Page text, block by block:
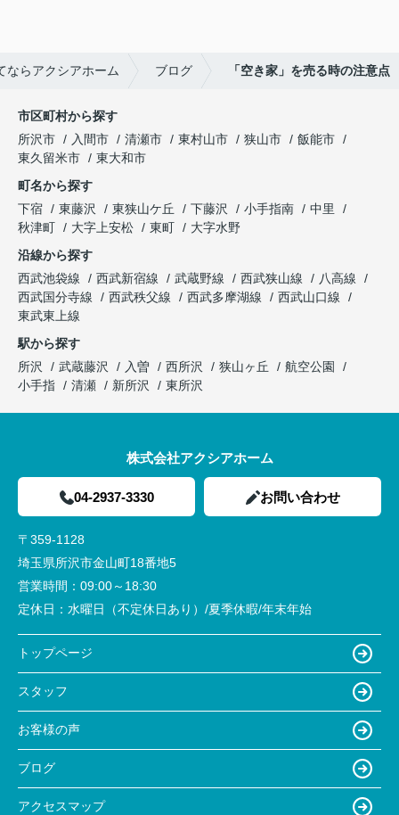
ならアクシアホーム ブログ 「空き家」を売る時の注意点
市区町村から探す
所沢市
入間市 清瀬市 東村山市 狭山市
飯能市
東久留米市
東大和市
町名から探す
下宿
東藤沢 東狭山ケ丘 下藤沢 小手指南
中里
秋津町
大字上安松 東町
大字水野
沿線から探す
西武池袋線
西武新宿線 武蔵野線 西武狭山線
八高線
西武国分寺線
西武秩父線 西武多摩湖線
西武山口線
東武東上線
駅から探す
所沢
武蔵藤沢 入曽 西所沢 狭山ヶ丘
航空公園
小手指
清瀬 新所沢 東所沢
株式会社アクシアホーム
04-2937-3330 お問い合わせ
〒359-1128
埼玉県所沢市金山町18番地5
営業時間： 09:00～18:30
定休日： 水曜日（不定休日あり）/夏季休暇/年末年始
トップページ
スタッフ
お客様の声
ブログ
アクセスマップ